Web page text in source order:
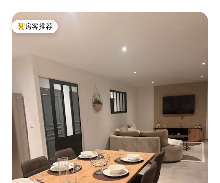
热门「房客推荐」
房客推荐